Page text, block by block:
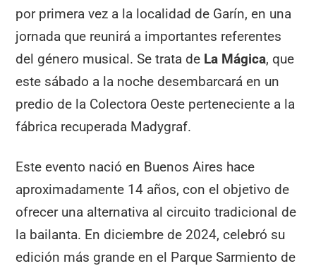
por primera vez a la localidad de Garín, en una
jornada que reunirá a importantes referentes
del género musical. Se trata de La Mágica, que
este sábado a la noche desembarcará en un
predio de la Colectora Oeste perteneciente a la
fábrica recuperada Madygraf.
Este evento nació en Buenos Aires hace
aproximadamente 14 años, con el objetivo de
ofrecer una alternativa al circuito tradicional de
la bailanta. En diciembre de 2024, celebró su
edición más grande en el Parque Sarmiento de